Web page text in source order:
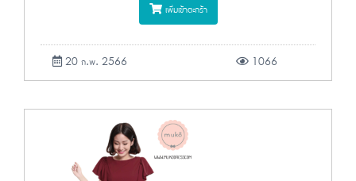
เพิ่มเข้าตะกร้า
20 ก.พ. 2566 1066